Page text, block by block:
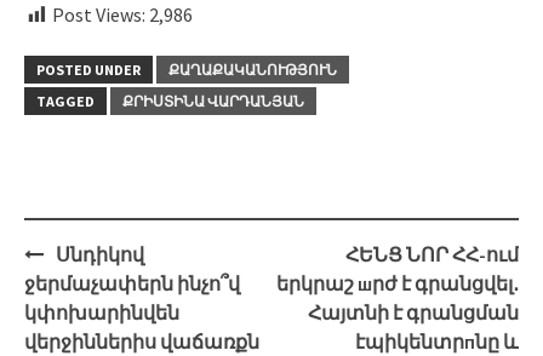
Post Views: 2,986
POSTED UNDER
ՔԱՂԱՔԱԿԱՆՈՒԹՅՈՒՆ
TAGGED
ՔՐԻՍՏԻՆԱ ՎԱՐԴԱՆՅԱՆ
Post
navigation
Սնդիկով
ջերմաչափերն ինչո՞վ
կփոխարինվեն
վերջիններիս վաճառքն
ՀԵՆՑ ՆՈՐ ՀՀ-ում
երկրաշ шրժ է գրանցվել․
Հայտնի է գրանցման
էպիկենտրпնը և